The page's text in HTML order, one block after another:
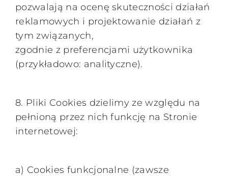
pozwalają na ocenę skuteczności działań
reklamowych i projektowanie działań z
tym związanych,
zgodnie z preferencjami użytkownika
(przykładowo: analityczne).
8. Pliki Cookies dzielimy ze względu na
pełnioną przez nich funkcję na Stronie
internetowej:
a) Cookies funkcjonalne (zawsze